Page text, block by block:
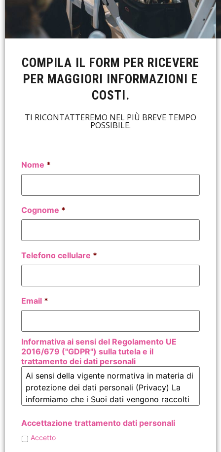
COMPILA IL FORM PER RICEVERE
PER MAGGIORI INFORMAZIONI E
COSTI.
TI RICONTATTEREMO NEL PIÙ BREVE TEMPO
POSSIBILE.
Nome *
Cognome *
Telefono cellulare *
Email *
Informativa ai sensi del Regolamento UE
2016/679 ("GDPR") sulla tutela e il
trattamento dei dati personali
Accettazione trattamento dati personali
Accetto